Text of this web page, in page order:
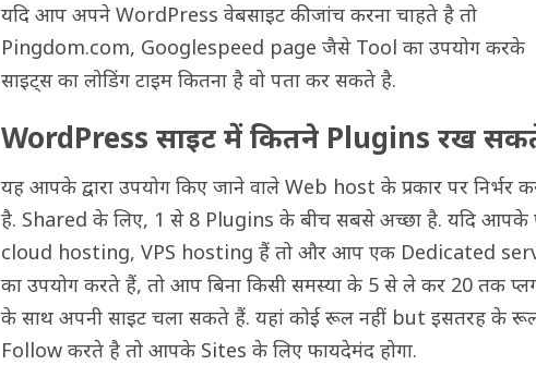
यदि आप अपने WordPress वेबसाइट की जांच करना चाहते है तो
Pingdom.com, Googlespeed page जैसे Tool का उपयोग करके
साइट्स का लोडिंग टाइम कितना है वो पता कर सकते है.
WordPress साइट में कितने Plugins रख
यह आपके द्वारा उपयोग किए जाने वाले Web host के प्रकार पर निर्भर
है. Shared के लिए, 1 से 8 Plugins के बीच सबसे अच्छा है. यदि आपके
cloud hosting, VPS hosting हैं तो और आप एक Dedicated
का उपयोग करते हैं, तो आप बिना किसी समस्या के 5 से ले कर 20 तक
के साथ अपनी साइट चला सकते हैं. यहां कोई रूल नहीं but इसतरह के
Follow करते है तो आपके Sites के लिए फायदेमंद होगा.